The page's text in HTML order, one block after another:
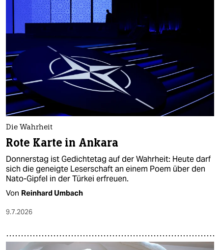
Die Wahrheit
Rote Karte in Ankara
Donnerstag ist Gedichtetag auf der Wahrheit: Heute darf
sich die geneigte Leserschaft an einem Poem über den
Nato-Gipfel in der Türkei erfreuen.
Von Reinhard Umbach
9.7.2026